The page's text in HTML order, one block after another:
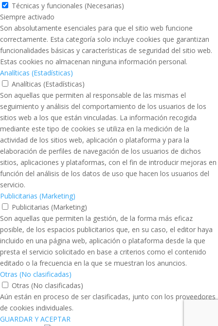
Técnicas y funcionales (Necesarias)
Siempre activado
Son absolutamente esenciales para que el sitio web funcione
correctamente. Esta categoría solo incluye cookies que garantizan
funcionalidades básicas y características de seguridad del sitio web.
Estas cookies no almacenan ninguna información personal.
Analíticas (Estadísticas)
Analíticas (Estadísticas)
Son aquellas que permiten al responsable de las mismas el
seguimiento y análisis del comportamiento de los usuarios de los
sitios web a los que están vinculadas. La información recogida
mediante este tipo de cookies se utiliza en la medición de la
actividad de los sitios web, aplicación o plataforma y para la
elaboración de perfiles de navegación de los usuarios de dichos
sitios, aplicaciones y plataformas, con el fin de introducir mejoras en
función del análisis de los datos de uso que hacen los usuarios del
servicio.
Publicitarias (Marketing)
Publicitarias (Marketing)
Son aquellas que permiten la gestión, de la forma más eficaz
posible, de los espacios publicitarios que, en su caso, el editor haya
incluido en una página web, aplicación o plataforma desde la que
presta el servicio solicitado en base a criterios como el contenido
editado o la frecuencia en la que se muestran los anuncios.
Otras (No clasificadas)
Otras (No clasificadas)
Aún están en proceso de ser clasificadas, junto con los proveedores
de cookies individuales.
GUARDAR Y ACEPTAR